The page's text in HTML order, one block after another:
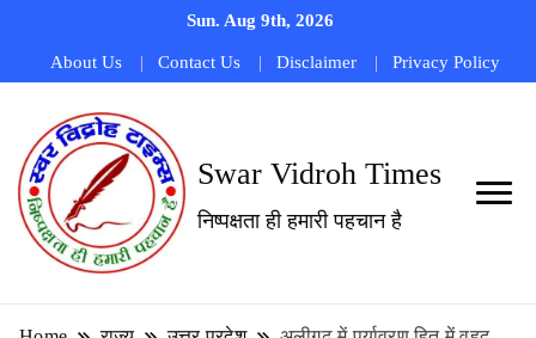
Sun. Aug 9th, 2026
About Us Contact Us Disclaimer Privacy Policy
Swar Vidroh Times
निष्पक्षता ही हमारी पहचान है